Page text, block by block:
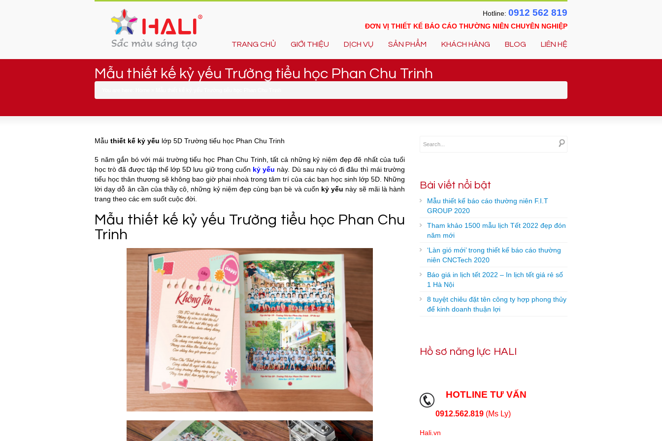
Hotline: 0912 562 819
ĐƠN VỊ THIẾT KẾ BÁO CÁO THƯỜNG NIÊN CHUYÊN NGHIỆP
TRANG CHỦ GIỚI THIỆU DỊCH VỤ SẢN PHẨM KHÁCH HÀNG BLOG LIÊN HỆ
Mẫu thiết kế kỷ yếu Trường tiểu học Phan Chu Trinh
Mẫu thiết kế kỷ yếu lớp 5D Trường tiểu học Phan Chu Trinh
5 năm gắn bó với mái trường tiểu học Phan Chu Trinh, tất cả những kỷ niệm đẹp đẽ nhất của tuổi
học trò đã được tập thể lớp 5D lưu giữ trong cuốn kỷ yếu này. Dù sau này có đi đâu thì mái trường
tiểu học thân thương sẽ không bao giờ phai nhoà trong tâm trí của các bạn học sinh lớp 5D. Những
lời dạy dỗ ân cần của thầy cô, những kỷ niệm đẹp cùng bạn bè và cuốn kỷ yếu này sẽ mãi là hành
trang theo các em suốt cuộc đời.
Mẫu thiết kế kỷ yếu Trường tiểu học Phan Chu
Trinh
Bài viết nổi bật
Mẫu thiết kế báo cáo thường niên F.I.T
GROUP 2020
Tham khảo 1500 mẫu lịch Tết 2022 đẹp đón
năm mới
‘Làn gió mới’ trong thiết kế báo cáo thường
niên CNCTech 2020
Báo giá in lịch tết 2022 – In lịch tết giá rẻ số
1 Hà Nội
8 tuyệt chiêu đặt tên công ty hợp phong thủy
để kinh doanh thuận lợi
Hồ sơ năng lực HALI
HOTLINE TƯ VẤN
0912.562.819 (Ms Ly)
Hali.vn